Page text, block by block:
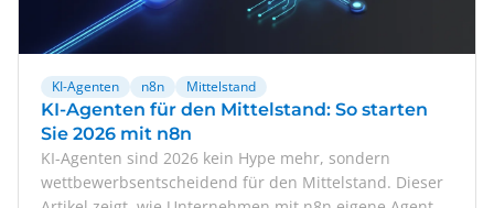
KI-Agenten n8n Mittelstand
KI-Agenten für den Mittelstand: So starten
Sie 2026 mit n8n
KI-Agenten sind 2026 kein Hype mehr, sondern
wettbewerbsentscheidend für den Mittelstand. Dieser